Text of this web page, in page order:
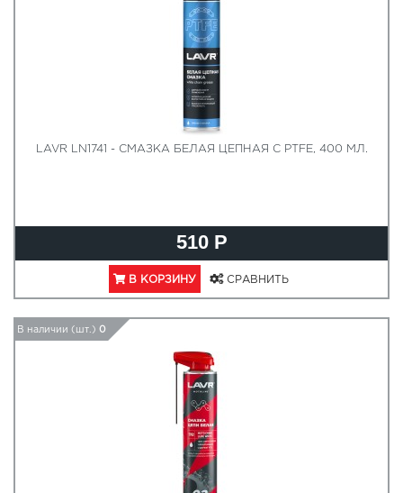
LAVR LN1741 - СМАЗКА БЕЛАЯ ЦЕПНАЯ C PTFE, 400 МЛ.
510 Р
В КОРЗИНУ СРАВНИТЬ
В наличии (шт.) 0